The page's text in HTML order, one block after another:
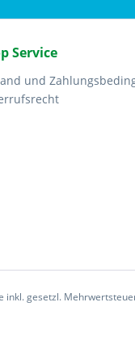
Service
und
inkl. gesetzl.